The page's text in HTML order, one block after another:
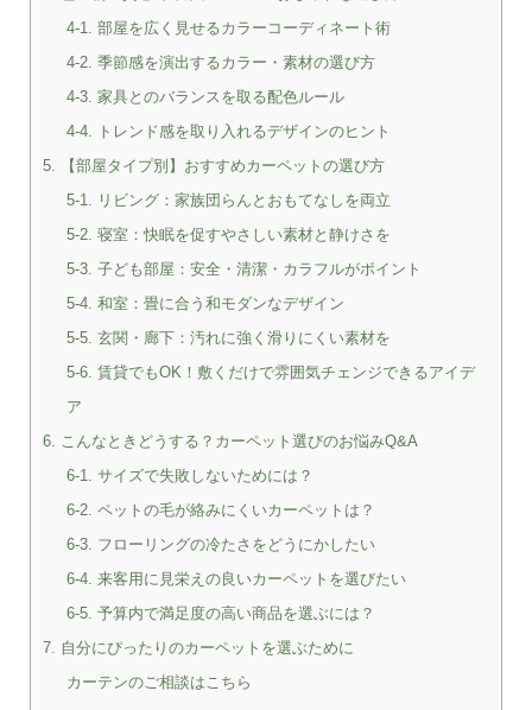
4-1. 部屋を広く見せるカラーコーディネート術
4-2. 季節感を演出するカラー・素材の選び方
4-3. 家具とのバランスを取る配色ルール
4-4. トレンド感を取り入れるデザインのヒント
5. 【部屋タイプ別】おすすめカーペットの選び方
5-1. リビング：家族団らんとおもてなしを両立
5-2. 寝室：快眠を促すやさしい素材と静けさを
5-3. 子ども部屋：安全・清潔・カラフルがポイント
5-4. 和室：畳に合う和モダンなデザイン
5-5. 玄関・廊下：汚れに強く滑りにくい素材を
5-6. 賃貸でもOK！敷くだけで雰囲気チェンジできるアイデ
ア
6. こんなときどうする？カーペット選びのお悩みQ&A
6-1. サイズで失敗しないためには？
6-2. ペットの毛が絡みにくいカーペットは？
6-3. フローリングの冷たさをどうにかしたい
6-4. 来客用に見栄えの良いカーペットを選びたい
6-5. 予算内で満足度の高い商品を選ぶには？
7. 自分にぴったりのカーペットを選ぶために
カーテンのご相談はこちら